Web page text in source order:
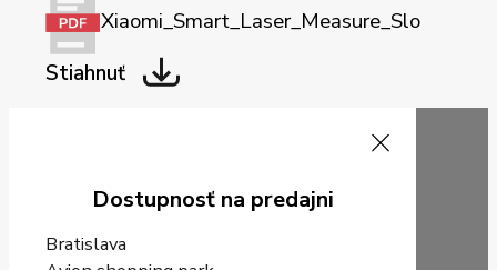
Xiaomi_Smart_Laser_Measure_Slo
Stiahnuť
Dostupnosť na predajni
Bratislava